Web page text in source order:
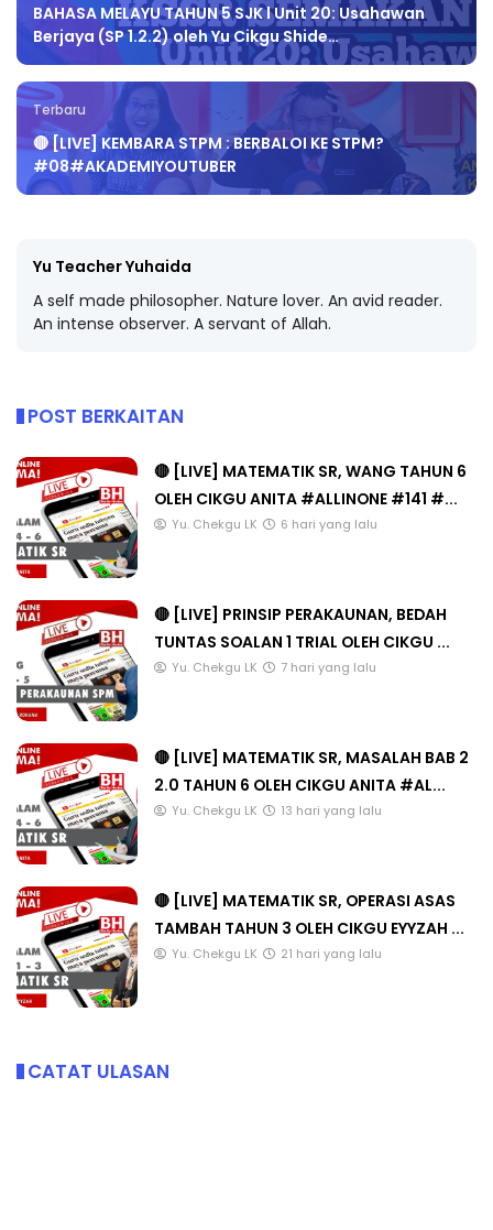
BAHASA MELAYU TAHUN 5 SJK l Unit 20: Usahawan
Berjaya (SP 1.2.2) oleh Yu Cikgu Shide…
Terbaru
🔴 [LIVE] KEMBARA STPM : BERBALOI KE STPM?
#08#AKADEMIYOUTUBER
Yu Teacher Yuhaida
A self made philosopher. Nature lover. An avid reader.
An intense observer. A servant of Allah.
POST BERKAITAN
🔴 [LIVE] MATEMATIK SR, WANG TAHUN 6
OLEH CIKGU ANITA #ALLINONE #141 #...
Yu. Chekgu LK 6 hari yang lalu
🔴 [LIVE] PRINSIP PERAKAUNAN, BEDAH
TUNTAS SOALAN 1 TRIAL OLEH CIKGU ...
Yu. Chekgu LK 7 hari yang lalu
🔴 [LIVE] MATEMATIK SR, MASALAH BAB 2
2.0 TAHUN 6 OLEH CIKGU ANITA #AL...
Yu. Chekgu LK 13 hari yang lalu
🔴 [LIVE] MATEMATIK SR, OPERASI ASAS
TAMBAH TAHUN 3 OLEH CIKGU EYYZAH ...
Yu. Chekgu LK 21 hari yang lalu
CATAT ULASAN